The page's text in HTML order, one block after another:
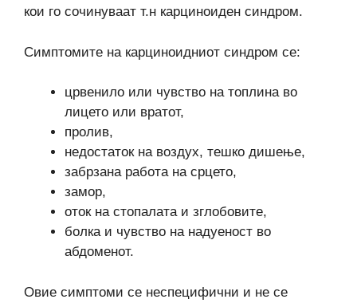
кои го сочинуваат т.н карциноиден синдром.
Симптомите на карциноидниот синдром се:
црвенило или чувство на топлина во
лицето или вратот,
пролив,
недостаток на воздух, тешко дишење,
забрзана работа на срцето,
замор,
оток на стопалата и зглобовите,
болка и чувство на надуеност во
абдоменот.
Овие симптоми се неспецифични и не се